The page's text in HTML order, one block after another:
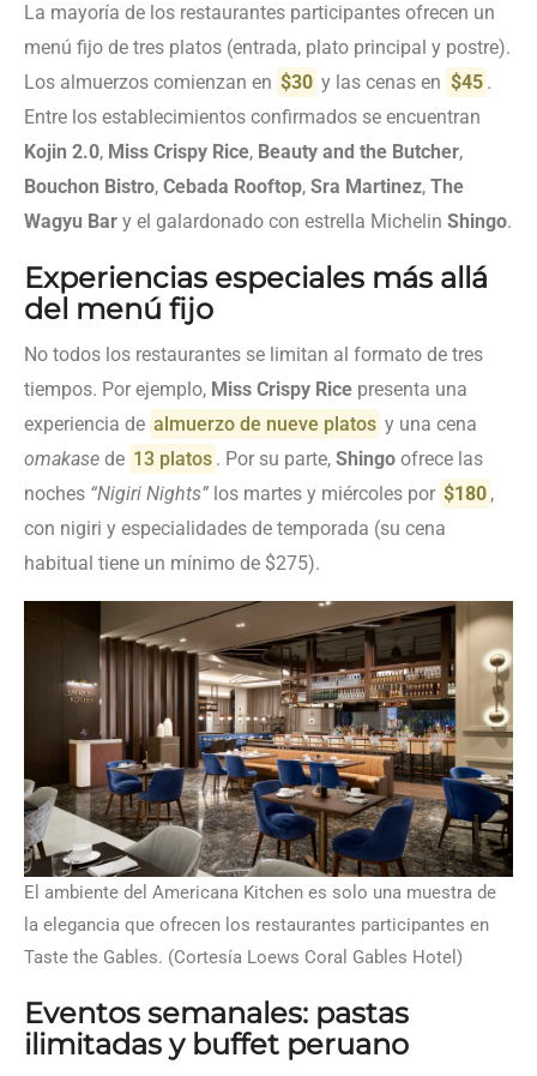
La mayoría de los restaurantes participantes ofrecen un
menú fijo de tres platos (entrada, plato principal y postre).
Los almuerzos comienzan en $30 y las cenas en $45 .
Entre los establecimientos confirmados se encuentran
Kojin 2.0, Miss Crispy Rice, Beauty and the Butcher,
Bouchon Bistro, Cebada Rooftop, Sra Martinez, The
Wagyu Bar y el galardonado con estrella Michelin Shingo.
Experiencias especiales más allá
del menú fijo
No todos los restaurantes se limitan al formato de tres
tiempos. Por ejemplo, Miss Crispy Rice presenta una
experiencia de almuerzo de nueve platos y una cena
omakase de 13 platos . Por su parte,Shingo ofrece las
noches “Nigiri Nights” los martes y miércoles por $180 ,
con nigiri y especialidades de temporada (su cena
habitual tiene un mínimo de $275).
El ambiente del Americana Kitchen es solo una muestra de
la elegancia que ofrecen los restaurantes participantes en
Taste the Gables. (Cortesía Loews Coral Gables Hotel)
Eventos semanales: pastas
ilimitadas y buffet peruano